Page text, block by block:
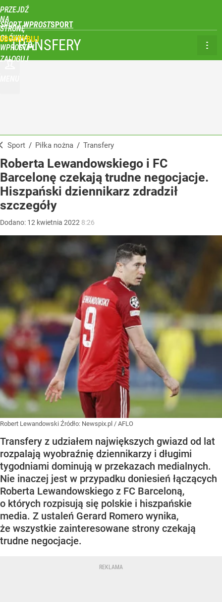
PRZEJDŹ
NA
STRONĘ
GŁÓWNĄ
WPROST.PL
SPORT WPROST
ZALOGUJ
TRANSFERY
Sport / Piłka nożna / Transfery
Roberta Lewandowskiego i FC
Barcelonę czekają trudne negocjacje.
Hiszpański dziennikarz zdradził
szczegóły
Dodano: 12 kwietnia 2022 8:26
Robert Lewandowski Źródło: Newspix.pl / AFLO
Transfery z udziałem największych gwiazd od lat
rozpalają wyobraźnię dziennikarzy i długimi
tygodniami dominują w przekazach medialnych.
Nie inaczej jest w przypadku doniesień łączących
Roberta Lewandowskiego z FC Barceloną,
o których rozpisują się polskie i hiszpańskie
media. Z ustaleń Gerard Romero wynika,
że wszystkie zainteresowane strony czekają
trudne negocjacje.